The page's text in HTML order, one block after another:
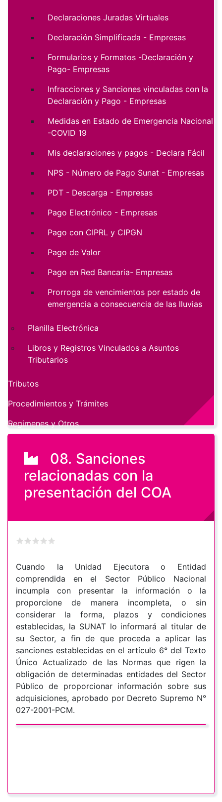
08. Sanciones
relacionadas con la
presentación del COA
Cuando la Unidad Ejecutora o Entidad
comprendida en el Sector Público Nacional
incumpla con presentar la información o la
proporcione de manera incompleta, o sin
considerar la forma, plazos y condiciones
establecidas, la SUNAT lo informará al titular de
su Sector, a fin de que proceda a aplicar las
sanciones establecidas en el artículo 6° del Texto
Único Actualizado de las Normas que rigen la
obligación de determinadas entidades del Sector
Público de proporcionar información sobre sus
adquisiciones, aprobado por Decreto Supremo N°
027-2001-PCM.
Declaraciones Juradas Virtuales
Declaración Simplificada - Empresas
Formularios y Formatos -Declaración y
Pago- Empresas
Infracciones y Sanciones vinculadas con la
Declaración y Pago - Empresas
Medidas en Estado de Emergencia Nacional
-COVID 19
Mis declaraciones y pagos - Declara Fácil
NPS - Número de Pago Sunat - Empresas
PDT - Descarga - Empresas
Pago Electrónico - Empresas
Pago con CIPRL y CIPGN
Pago de Valor
Pago en Red Bancaria- Empresas
Prorroga de vencimientos por estado de
emergencia a consecuencia de las lluvias
Planilla Electrónica
Libros y Registros Vinculados a Asuntos
Tributarios
Tributos
Procedimientos y Trámites
Regimenes y Otros